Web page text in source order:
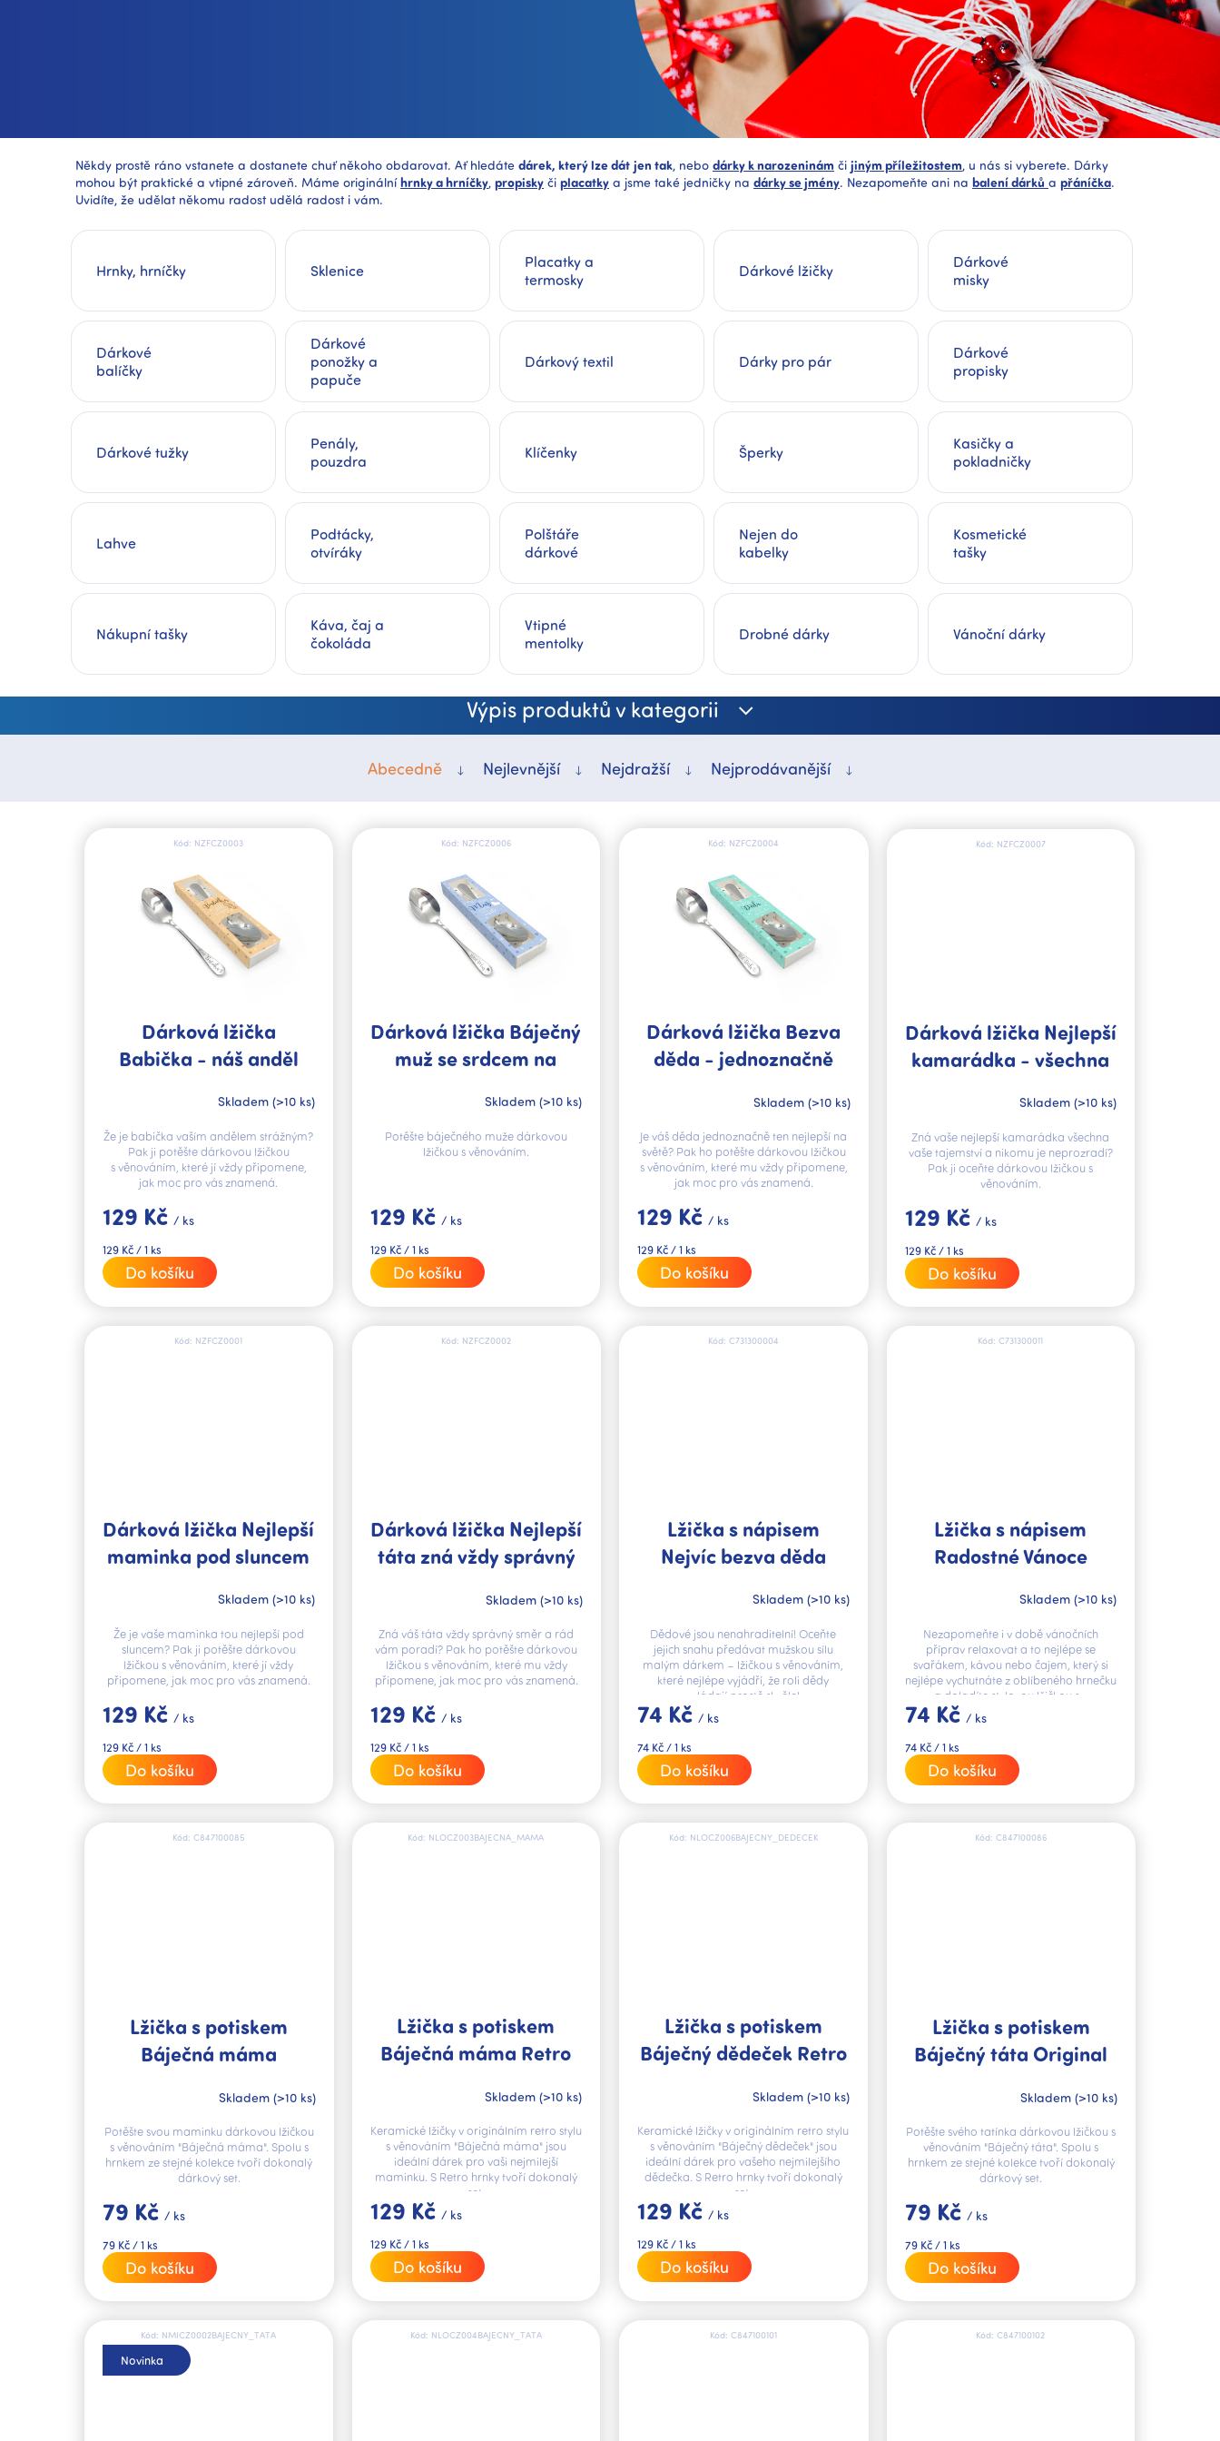
Někdy prostě ráno vstanete a dostanete chuť někoho obdarovat. Ať hledáte dárek, který lze dát jen tak, nebo dárky k narozeninám či jiným příležitostem, u nás si vyberete. Dárky
mohou být praktické a vtipné zároveň. Máme originálníhrnky a hrníčky, propisky či placatky a jsme také jedničky na dárky se jmény. Nezapomeňte ani na balení dárků a přáníčka.
Uvidíte, že udělat někomu radost udělá radost i vám.
Hrnky, hrníčky Sklenice
Placatky a
termosky
Dárkové lžičky
Dárkové
misky
Dárkové
balíčky
Dárkové
ponožky a
papuče
Dárkový textil Dárky pro pár
Dárkové
propisky
Dárkové tužky
Penály,
pouzdra
Klíčenky Šperky
Kasičky a
pokladničky
Lahve
Podtácky,
otvíráky
Polštáře
dárkové
Nejen do
kabelky
Kosmetické
tašky
Nákupní tašky
Káva, čaj a
čokoláda
Vtipné
mentolky
Drobné dárky Vánoční dárky
Výpis produktů v kategorii
Abecedně Nejlevnější Nejdražší Nejprodávanější
Dárková lžička
Babička - náš anděl
Skladem (>10 ks)
129 Kč / ks
Měrná
cena:
129 Kč / 1 ks
Do košíku
Že je babička vaším andělem strážným?
Pak ji potěšte dárkovou lžičkou
s věnováním, které jí vždy připomene,
jak moc pro vás znamená.
Kód: NZFCZ0003
Dárková lžička Báječný
muž se srdcem na
Skladem (>10 ks)
129 Kč / ks
Měrná
cena:
129 Kč / 1 ks
Do košíku
Potěšte báječného muže dárkovou
lžičkou s věnováním.
Kód: NZFCZ0006
Dárková lžička Bezva
děda - jednoznačně
Skladem (>10 ks)
129 Kč / ks
Měrná
cena:
129 Kč / 1 ks
Do košíku
Je váš děda jednoznačně ten nejlepší na
světě? Pak ho potěšte dárkovou lžičkou
s věnováním, které mu vždy připomene,
jak moc pro vás znamená.
Kód: NZFCZ0004
Dárková lžička Nejlepší
kamarádka - všechna
bezpečíSkladem (>10 ks)
129 Kč / ks
Měrná
cena:
129 Kč / 1 ks
Do košíku
Zná vaše nejlepší kamarádka všechna
vaše tajemství a nikomu je neprozradí?
Pak ji oceňte dárkovou lžičkou s
věnováním.
Kód: NZFCZ0007
Dárková lžička Nejlepší
maminka pod sluncem
Skladem (>10 ks)
129 Kč / ks
Měrná
cena:
129 Kč / 1 ks
Do košíku
Že je vaše maminka tou nejlepší pod
sluncem? Pak ji potěšte dárkovou
lžičkou s věnováním, které jí vždy
připomene, jak moc pro vás znamená.
Kód: NZFCZ0001
Dárková lžička Nejlepší
táta zná vždy správný
Skladem (>10 ks)
129 Kč / ks
Měrná
cena:
129 Kč / 1 ks
Do košíku
Zná váš táta vždy správný směr a rád
vám poradí? Pak ho potěšte dárkovou
lžičkou s věnováním, které mu vždy
připomene, jak moc pro vás znamená.
Kód: NZFCZ0002
Lžička s nápisem
Nejvíc bezva děda
Skladem (>10 ks)
74 Kč / ks
Měrná
cena:
74 Kč / 1 ks
Do košíku
Dědové jsou nenahraditelní! Oceňte
jejich snahu předávat mužskou sílu
malým dárkem – lžičkou s věnováním,
které nejlépe vyjádří, že roli dědy
zvládají prostě skvěle!
Kód: C731300004
Lžička s nápisem
Radostné Vánoce
Skladem (>10 ks)
74 Kč / ks
Měrná
cena:
74 Kč / 1 ks
Do košíku
Nezapomeňte i v době vánočních
příprav relaxovat a to nejlépe se
svařákem, kávou nebo čajem, který si
nejlépe vychutnáte z oblíbeného hrnečku
a doladíte stylovou lžičkou s...
Kód:C731300011
Lžička s potiskem
Báječná máma
Skladem (>10 ks)
79 Kč / ks
Měrná
cena:
79 Kč / 1 ks
Do košíku
Potěšte svou maminku dárkovou lžičkou
s věnováním "Báječná máma". Spolu s
hrnkem ze stejné kolekce tvoří dokonalý
dárkový set.
Kód:C847100085
Lžička s potiskem
Báječná máma Retro
Skladem (>10 ks)
129 Kč / ks
Měrná
cena:
129 Kč / 1 ks
Do košíku
Keramické lžičky v originálním retro stylu
s věnováním "Báječná máma" jsou
ideální dárek pro vaši nejmilejší
maminku. S Retro hrnky tvoří dokonalý
set.
Kód: NLOCZ003BAJECNA_MAMA
Lžička s potiskem
Báječný dědeček Retro
Skladem (>10 ks)
129 Kč / ks
Měrná
cena:
129 Kč / 1 ks
Do košíku
Keramické lžičky v originálním retro stylu
s věnováním "Báječný dědeček" jsou
ideální dárek pro vašeho nejmilejšího
dědečka. S Retro hrnky tvoří dokonalý
set.
Kód: NLOCZ006BAJECNY_DEDECEK
Lžička s potiskem
Báječný táta Original
Skladem (>10 ks)
79 Kč / ks
Měrná
cena:
79 Kč / 1 ks
Do košíku
Potěšte svého tatínka dárkovou lžičkou s
věnováním "Báječný táta". Spolu s
hrnkem ze stejné kolekce tvoří dokonalý
dárkový set.
Kód:C847100086
Novinka
Kód: NMICZ0002BAJECNY_TATA Kód: NLOCZ004BAJECNY_TATA Kód:C847100101 Kód:C847100102